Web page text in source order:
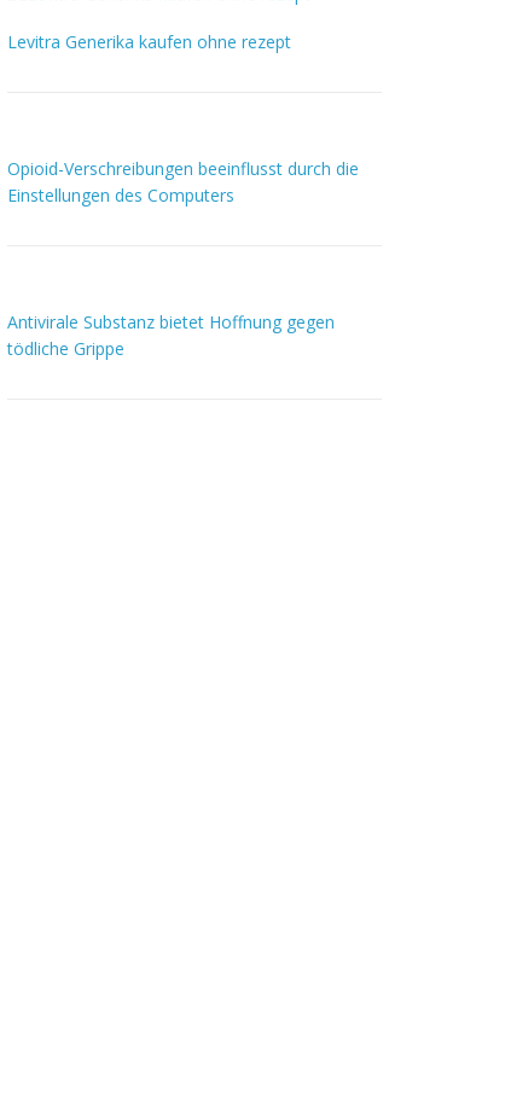
Levitra Generika kaufen ohne rezept
Opioid-Verschreibungen beeinflusst durch die
Einstellungen des Computers
Antivirale Substanz bietet Hoffnung gegen
tödliche Grippe